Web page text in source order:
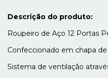
Descrição do produto:
Roupeiro de Aço 12 Portas
Confeccionado em chapa
Sistema de ventilação